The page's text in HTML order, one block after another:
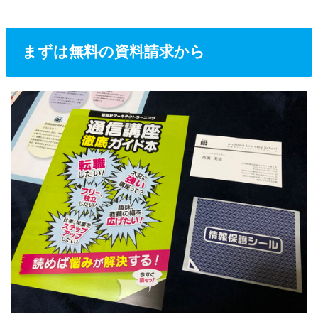
まずは無料の資料請求から